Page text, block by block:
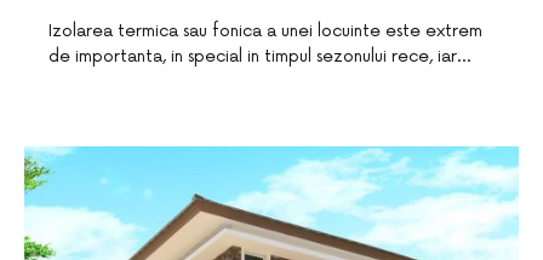
Izolarea termica sau fonica a unei locuinte este extrem
de importanta, in special in timpul sezonului rece, iar…